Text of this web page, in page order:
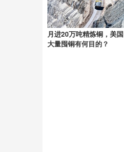
月进20万吨精炼铜，美国
大量囤铜有何目的？